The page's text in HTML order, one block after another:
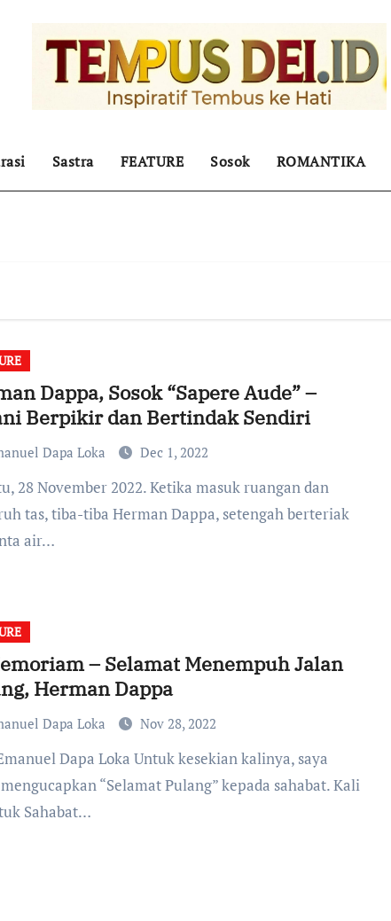
Sastra FEATURE Sosok ROMANTIKA
Dappa, Sosok “Sapere Aude” –
Berpikir dan Bertindak Sendiri
Dapa Loka Dec 1, 2022
tas, tiba-tiba Herman Dappa, setengah berteriak
air…
– Selamat Menempuh Jalan
Herman Dappa
Dapa Loka Nov 28, 2022
“Selamat Pulang” kepada sahabat. Kali
Sahabat…